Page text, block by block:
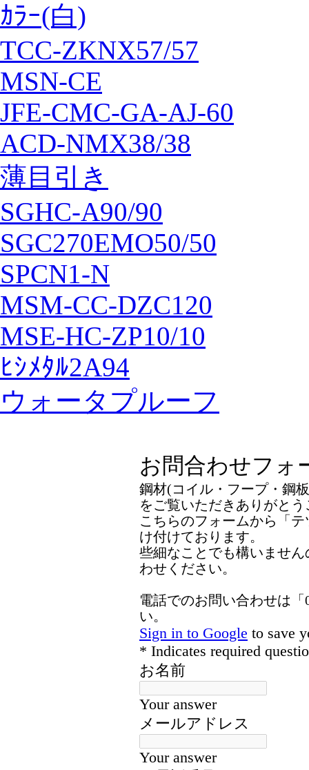
ｶﾗｰ(白)
TCC-ZKNX57/57
MSN-CE
JFE-CMC-GA-AJ-60
ACD-NMX38/38
薄目引き
SGHC-A90/90
SGC270EMO50/50
SPCN1-N
MSM-CC-DZC120
MSE-HC-ZP10/10
ﾋｼﾒﾀﾙ2A94
ウォータプルーフ